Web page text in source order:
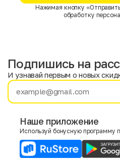
Нажимая кнопку
обработку
Имя
E-mail
Подпишись на
И узнавай первым о новых
Наше приложение
Используй бонусную программу